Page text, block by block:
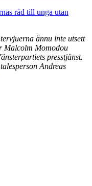
råd till unga utan
ännu inte utsett
Malcolm Momodou
presstjänst.
Andreas